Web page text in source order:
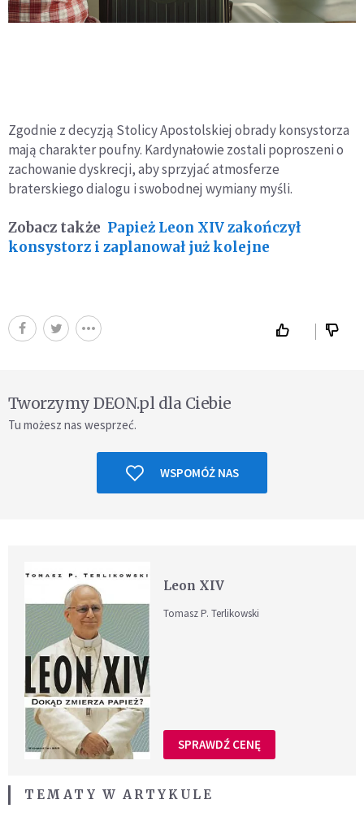
Zgodnie z decyzją Stolicy Apostolskiej obrady konsystorza
mają charakter poufny. Kardynałowie zostali poproszeni o
zachowanie dyskrecji, aby sprzyjać atmosferze
braterskiego dialogu i swobodnej wymiany myśli.
Zobacz także Papież Leon XIV zakończył
konsystorz i zaplanował już kolejne
Tworzymy DEON.pl dla Ciebie
Tu możesz nas wesprzeć.
WSPOMÓŻ NAS
Leon XIV
Tomasz P. Terlikowski
SPRAWDŹ CENĘ
TEMATY W ARTYKULE